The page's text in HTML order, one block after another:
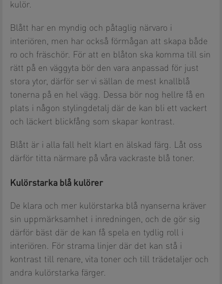
kulör.
Blått har en myndig och påtaglig närvaro i
interiören, men har också förmågan att skapa både
ro och fräschör. För att en blåton ska komma till sin
rätt på en väggyta bör den vara anpassad för just
stora ytor, därför ser vi sällan de mest knallblå
tonerna på en hel vägg. Dessa bör nog hellre få en
plats i någon stylingdetalj där de kan bli ett vackert
och läckert blickfång som skapar kontrast.
Blått är i alla fall helt klart en älskad färg. Låt oss
därför titta närmare på våra vackraste blå toner.
Kulörstarka blå kulörer
De klara och mer kulörstarka blå nyanserna kräver
sin uppmärksamhet i inredningen, och de gör sig
därför bäst där de kan få spela en tydlig roll i
interiören. För strama linjer där det kan stå i
kontrast till renare, vita toner och till trädetaljer och
andra kulörstarka färger.